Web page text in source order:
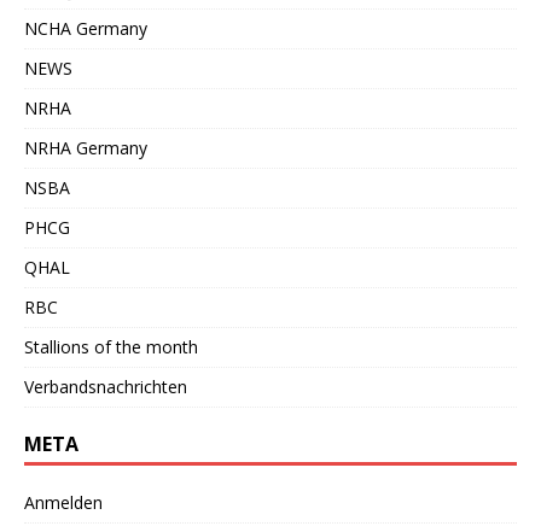
NCHA Germany
NEWS
NRHA
NRHA Germany
NSBA
PHCG
QHAL
RBC
Stallions of the month
Verbandsnachrichten
META
Anmelden